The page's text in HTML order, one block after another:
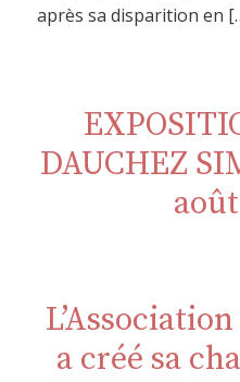
après sa disparition en
DAUCHEZ
a créé sa